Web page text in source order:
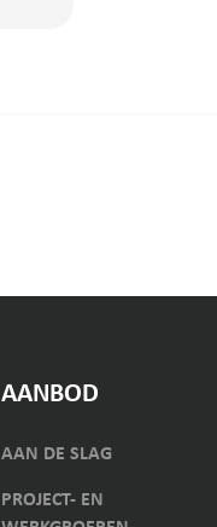
AANBOD
AAN DE SLAG
PROJECT- EN